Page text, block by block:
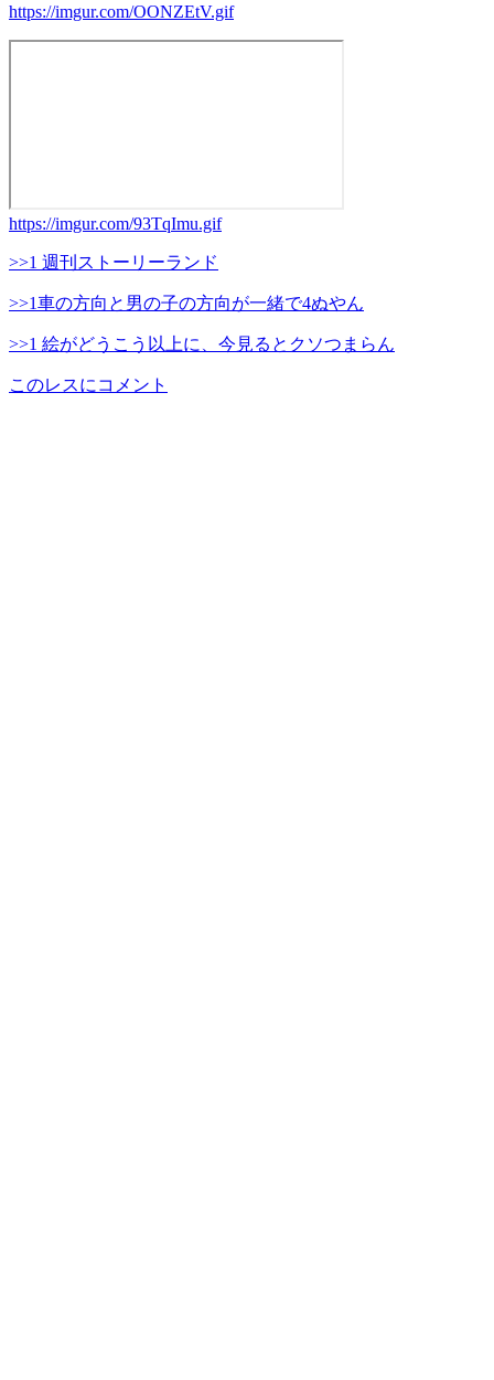
https://imgur.com/OONZEtV.gif
https://imgur.com/93TqImu.gif
>>1 週刊ストーリーランド
>>1車の方向と男の子の方向が一緒で4ぬやん
>>1 絵がどうこう以上に、今見るとクソつまらん
このレスにコメント